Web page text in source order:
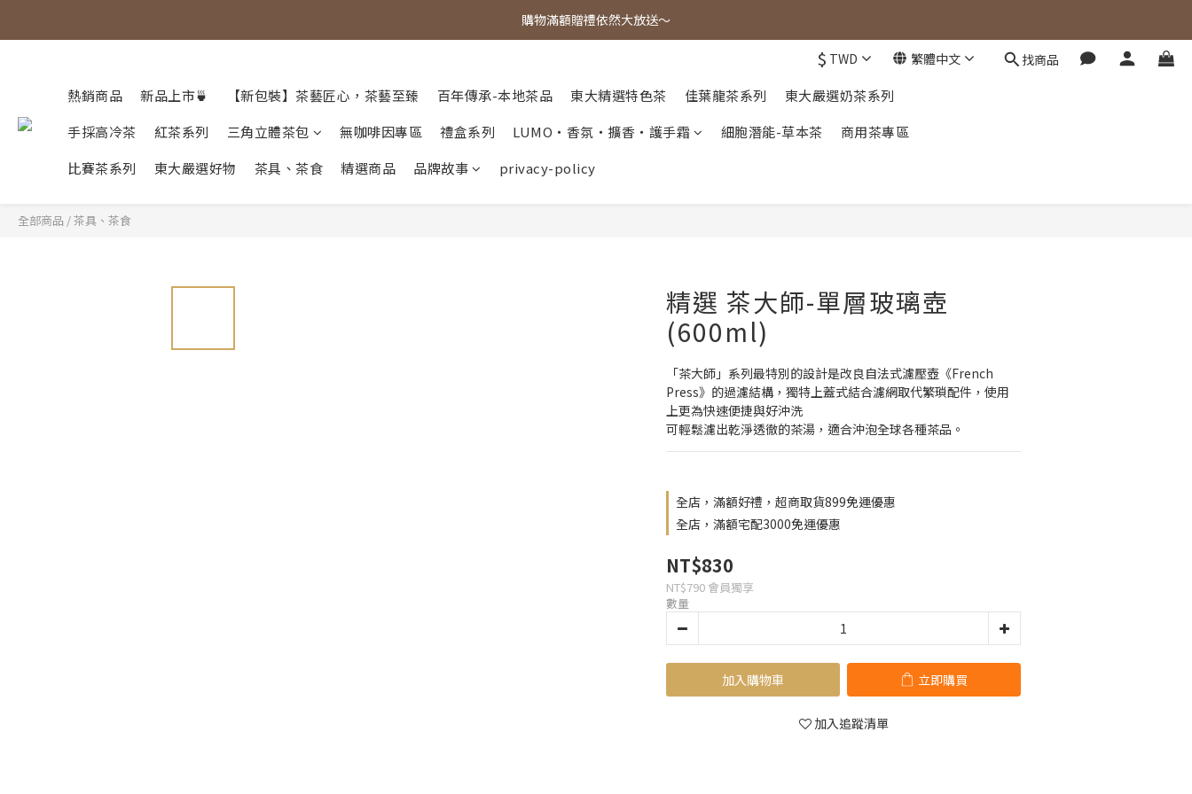
歡迎光臨東大茶莊，各式好茶任君挑選！
購物滿額贈禮依然大放送～
$ TWD 繁體中文 找商品
熱銷商品 新品上市🍵 【新包裝】茶藝匠心，茶藝至臻 百年傳承-本地茶品 東大精選特色茶 佳葉龍茶系列
東大嚴選奶茶系列
手採高冷茶
紅茶系列 三角立體茶包 無咖啡因專區 禮盒系列 LUMO・香氛・擴香・護手霜 細胞潛能-草本茶
商用茶專區
比賽茶系列
東大嚴選好物 茶具、茶食 精選商品 品牌故事 privacy-policy
全部商品 /茶具、茶食
精選 茶大師-單層玻璃壺
(600ml)
「茶大師」系列最特別的設計是改良自法式濾壓壺《French
Press》的過濾結構，獨特上蓋式結合濾網取代繁瑣配件，使用
上更為快速便捷與好沖洗
可輕鬆濾出乾淨透徹的茶湯，適合沖泡全球各種茶品。
全店，滿額好禮，超商取貨899免運優惠
全店，滿額宅配3000免運優惠
NT$830
NT$790 會員獨享
數量
加入購物車 立即購買
加入追蹤清單